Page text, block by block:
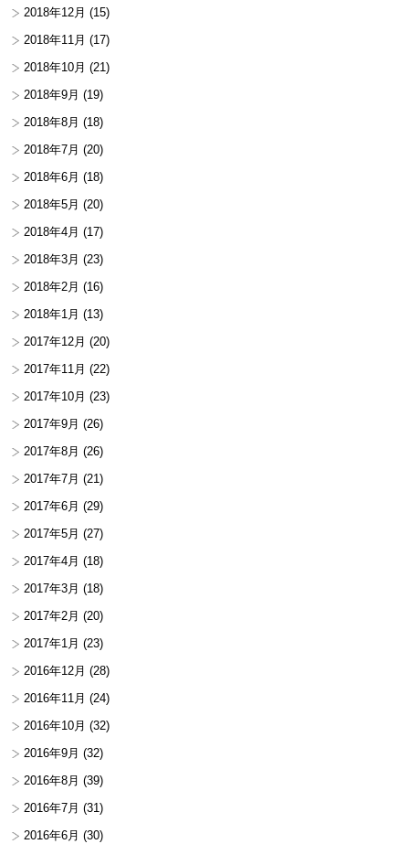
2018年12月 (15)
2018年11月 (17)
2018年10月 (21)
2018年9月 (19)
2018年8月 (18)
2018年7月 (20)
2018年6月 (18)
2018年5月 (20)
2018年4月 (17)
2018年3月 (23)
2018年2月 (16)
2018年1月 (13)
2017年12月 (20)
2017年11月 (22)
2017年10月 (23)
2017年9月 (26)
2017年8月 (26)
2017年7月 (21)
2017年6月 (29)
2017年5月 (27)
2017年4月 (18)
2017年3月 (18)
2017年2月 (20)
2017年1月 (23)
2016年12月 (28)
2016年11月 (24)
2016年10月 (32)
2016年9月 (32)
2016年8月 (39)
2016年7月 (31)
2016年6月 (30)